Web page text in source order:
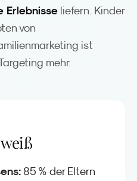
Erlebnisse liefern. Kinder
von
ist
mehr.
85 % der Eltern